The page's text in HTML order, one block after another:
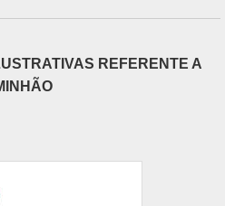
REFERENTE A